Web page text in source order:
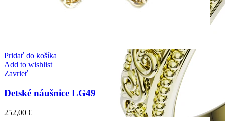
Pridať do košíka
Add to wishlist
Zavrieť
Detské náušnice LG49
252,00 €